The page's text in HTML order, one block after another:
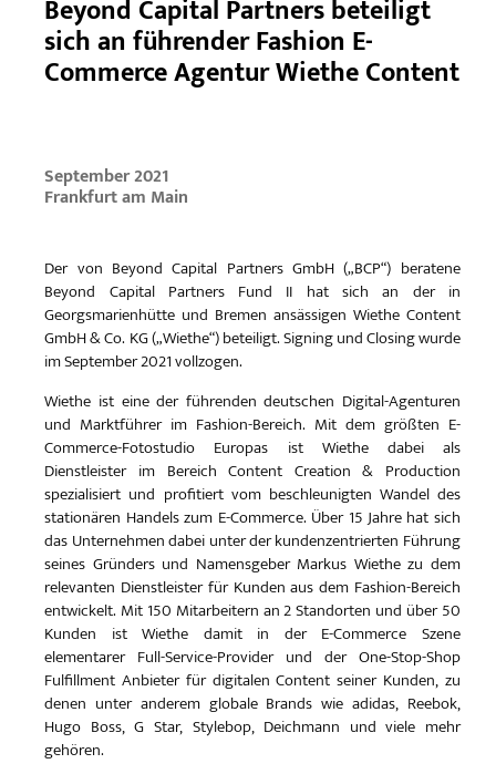
Beyond Capital Partners beteiligt
sich an führender Fashion E-
Commerce Agentur Wiethe Content
September 2021
Frankfurt am Main
Der von Beyond Capital Partners GmbH („BCP“) beratene
Beyond Capital Partners Fund II hat sich an der in
Georgsmarienhütte und Bremen ansässigen Wiethe Content
GmbH & Co. KG („Wiethe“) beteiligt. Signing und Closing wurde
im September 2021 vollzogen.
Wiethe ist eine der führenden deutschen Digital-Agenturen
und Marktführer im Fashion-Bereich. Mit dem größten E-
Commerce-Fotostudio Europas ist Wiethe dabei als
Dienstleister im Bereich Content Creation & Production
spezialisiert und profitiert vom beschleunigten Wandel des
stationären Handels zum E-Commerce. Über 15 Jahre hat sich
das Unternehmen dabei unter der kundenzentrierten Führung
seines Gründers und Namensgeber Markus Wiethe zu dem
relevanten Dienstleister für Kunden aus dem Fashion-Bereich
entwickelt. Mit 150 Mitarbeitern an 2 Standorten und über 50
Kunden ist Wiethe damit in der E-Commerce Szene
elementarer Full-Service-Provider und der One-Stop-Shop
Fulfillment Anbieter für digitalen Content seiner Kunden, zu
denen unter anderem globale Brands wie adidas, Reebok,
Hugo Boss, G Star, Stylebop, Deichmann und viele mehr
gehören.